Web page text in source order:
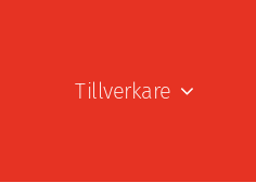
Tillverkare